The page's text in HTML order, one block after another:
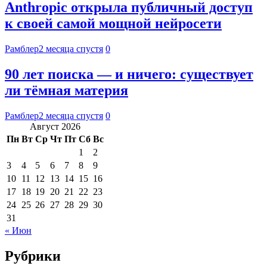
Anthropic открыла публичный доступ
к своей самой мощной нейросети
Рамблер2 месяца спустя 0
90 лет поиска — и ничего: существует
ли тёмная материя
Рамблер2 месяца спустя 0
Август 2026
Пн Вт Ср Чт Пт Сб Вс
1
2
3
4 5 6 7 8
9
10 11 12 13 14 15 16
17 18 19 20 21 22 23
24 25 26 27 28 29 30
31
« Июн
Рубрики